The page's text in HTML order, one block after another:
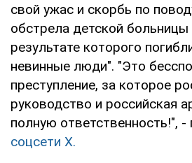
свой ужас и скорбь по
обстрела детской больницы
результате которого
невинные люди". "Это
преступление, за которое
руководство и российская
полную ответственность!", -
соцсети Х.